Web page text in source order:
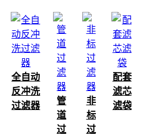
全自动
反冲洗
过滤器
管
道
过
非
标
过
配套
滤芯
滤袋